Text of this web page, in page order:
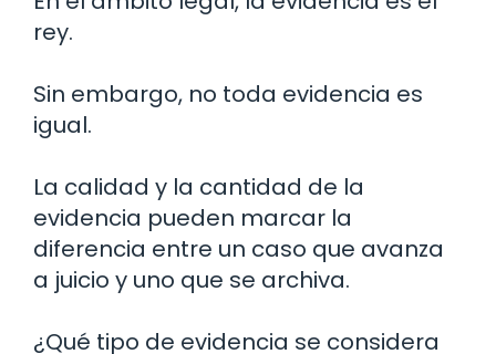
rey.
Sin embargo, no toda evidencia es
igual.
La calidad y la cantidad de la
evidencia pueden marcar la
diferencia entre un caso que avanza
a juicio y uno que se archiva.
¿Qué tipo de evidencia se considera